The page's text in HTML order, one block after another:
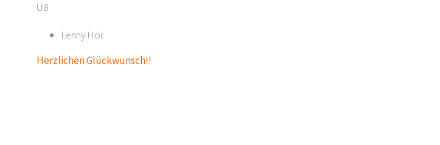
U8
Lenny Hör
Herzlichen Glückwunsch!!